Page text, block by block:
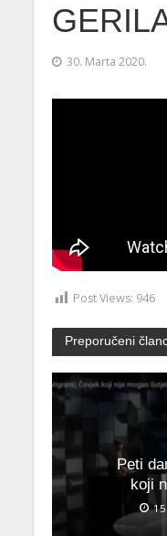
30. Marta 2020.
Post Views: 946
Preporučeni
Peti
koji